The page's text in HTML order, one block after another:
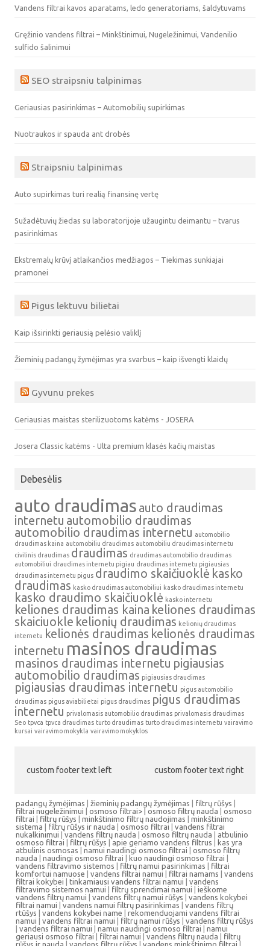
Vandens filtrai kavos aparatams, ledo generatoriams, šaldytuvams
Gręžinio vandens filtrai – Minkštinimui, Nugeležinimui, Vandenilio
sulfido šalinimui
SEO straipsniu talpinimas
Geriausias pasirinkimas – Automobilių supirkimas
Nuotraukos ir spauda ant drobės
Straipsniu talpinimas
Auto supirkimas turi realią finansinę vertę
Sužadėtuvių žiedas su laboratorijoje užaugintu deimantu – tvarus
pasirinkimas
Ekstremalų krūvį atlaikančios medžiagos – Tiekimas sunkiajai
pramonei
Pigus lektuvu bilietai
Kaip išsirinkti geriausią pelėsio valiklį
Žieminių padangų žymėjimas yra svarbus – kaip išvengti klaidų
Gyvunu prekes
Geriausias maistas sterilizuotoms katėms - JOSERA
Josera Classic katėms - Ulta premium klasės kačių maistas
Debesėlis
auto draudimas auto draudimas
internetu automobilio draudimas
automobilio draudimas internetu automobilio
draudimas kaina automobiliu draudimas automobiliu draudimas internetu
civilinis draudimas draudimas draudimas automobilio draudimas
automobiliui draudimas internetu pigiau draudimas internetu pigiausias
draudimas internetu pigus draudimo skaičiuoklė kasko
draudimas kasko draudimas automobiliui kasko draudimas internetu
kasko draudimo skaičiuoklė kasko internetu
keliones draudimas kaina keliones draudimas
skaiciuokle kelionių draudimas kelionių draudimas
internetu
kelionės draudimas kelionės draudimas
internetu masinos draudimas
masinos draudimas internetu pigiausias
automobilio draudimas pigiausias draudimas
pigiausias draudimas internetu pigus automobilio
draudimas pigus aviabilietai pigus draudimas pigus draudimas
internetu privalomasis automobilio draudimas privalomasis draudimas
Seo tpvca tpvca draudimas turto draudimas turto draudimas internetu vairavimo
kursai vairavimo mokykla vairavimo mokyklos
custom footer text left custom footer text right
padangų žymėjimas žieminių padangų žymėjimas filtrų rūšys
filtrai nugeležinimui
osmoso filtrai> | osmoso filtrų nauda
osmoso
filtrai
filtrų rūšys minkštinimo filtrų naudojimas
minkštinimo
sistema
filtrų rūšys ir nauda osmoso filtrai
vandens filtrai
nukalkinimui
vandens filtrų nauda osmoso filtrų nauda
atbulinio
osmoso filtrai
filtrų rūšys apie geriamo vandens filtrus
kas yra
atbulinis osmosas
namui naudingi osmoso filtrai
osmoso filtrų
nauda
naudingi osmoso filtrai kuo naudingi osmoso filtrai
vandens filtravimo sistemos
filtrų namui pasirinkimas
filtrai
komfortui namuose
vandens filtrai namui filtrai namams
vandens
filtrai kokybei
tinkamiausi vandens filtrai namui
vandens
filtravimo sistemos namui
filtrų sprendimai namui
ieškome
vandens filtrų namui
vandens filtrų namui rūšys
vandens kokybei
filtrai namui
vandens namui filtrų pasirinkimas
vandens filtrų
rtūšys
vandens kokybei name
rekomenduojami vandens filtrai
namui
vandens filtrai namui filtrų namui rūšys
vandens filtrų rūšys
vandens filtrai namui namui naudingi osmoso filtrai
namui
geriausi osmoso filtrai
filtrai namui vandens filtrų nauda
filtrų
rūšys ir nauda
vandens filtrų rūšys vandens minkštinimo filtrai